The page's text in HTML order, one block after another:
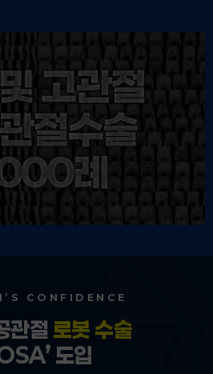
CONFIDENCE
관절 로봇 수술
도입